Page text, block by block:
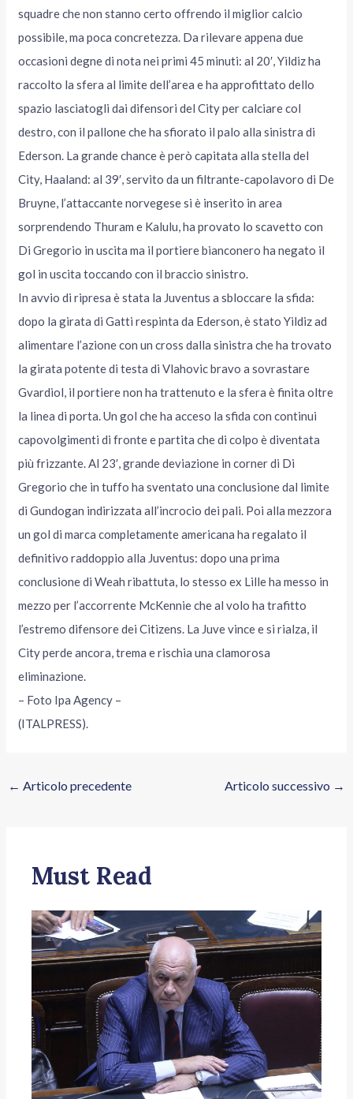
squadre che non stanno certo offrendo il miglior calcio
possibile, ma poca concretezza. Da rilevare appena due
occasioni degne di nota nei primi 45 minuti: al 20′, Yildiz ha
raccolto la sfera al limite dell’area e ha approfittato dello
spazio lasciatogli dai difensori del City per calciare col
destro, con il pallone che ha sfiorato il palo alla sinistra di
Ederson. La grande chance è però capitata alla stella del
City, Haaland: al 39′, servito da un filtrante-capolavoro di De
Bruyne, l’attaccante norvegese si è inserito in area
sorprendendo Thuram e Kalulu, ha provato lo scavetto con
Di Gregorio in uscita ma il portiere bianconero ha negato il
gol in uscita toccando con il braccio sinistro.
In avvio di ripresa è stata la Juventus a sbloccare la sfida:
dopo la girata di Gatti respinta da Ederson, è stato Yildiz ad
alimentare l’azione con un cross dalla sinistra che ha trovato
la girata potente di testa di Vlahovic bravo a sovrastare
Gvardiol, il portiere non ha trattenuto e la sfera è finita oltre
la linea di porta. Un gol che ha acceso la sfida con continui
capovolgimenti di fronte e partita che di colpo è diventata
più frizzante. Al 23′, grande deviazione in corner di Di
Gregorio che in tuffo ha sventato una conclusione dal limite
di Gundogan indirizzata all’incrocio dei pali. Poi alla mezzora
un gol di marca completamente americana ha regalato il
definitivo raddoppio alla Juventus: dopo una prima
conclusione di Weah ribattuta, lo stesso ex Lille ha messo in
mezzo per l’accorrente McKennie che al volo ha trafitto
l’estremo difensore dei Citizens. La Juve vince e si rialza, il
City perde ancora, trema e rischia una clamorosa
eliminazione.
– Foto Ipa Agency –
(ITALPRESS).
← Articolo precedente Articolo successivo →
Must Read